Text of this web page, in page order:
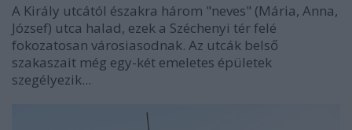
A Király utcától északra három "neves" (Mária, Anna,
József) utca halad, ezek a Széchenyi tér felé
fokozatosan városiasodnak. Az utcák belső
szakaszait még egy-két emeletes épületek
szegélyezik...